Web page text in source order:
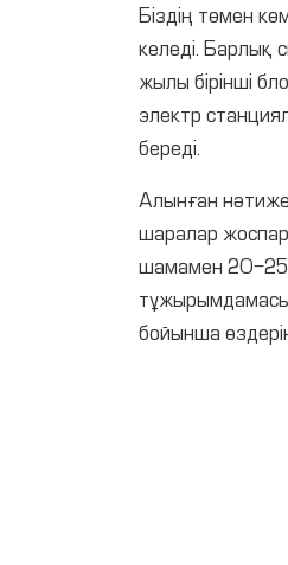
Біздің төмен
келеді. Барлық
жылы бірінші
электр
береді.
Алынған
шаралар
шамамен 20-25
бойынша